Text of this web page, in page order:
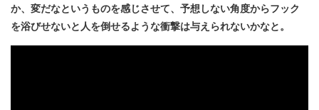
か、変だなというものを感じさせて、予想しない角度からフック
を浴びせないと人を倒せるような衝撃は与えられないかなと。